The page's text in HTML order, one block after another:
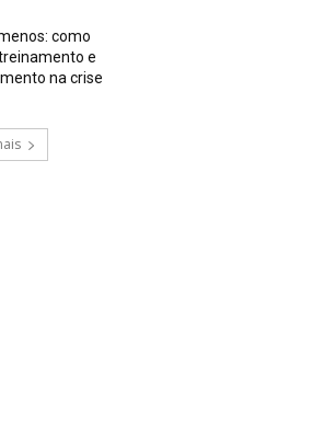
como
e
na crise